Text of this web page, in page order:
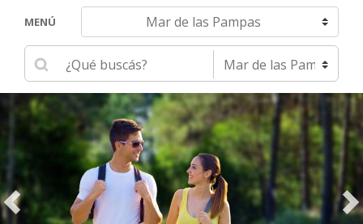
MENÚ Navegar hacia otra localidad
Ingrese su búsqueda Seleccione una localidad